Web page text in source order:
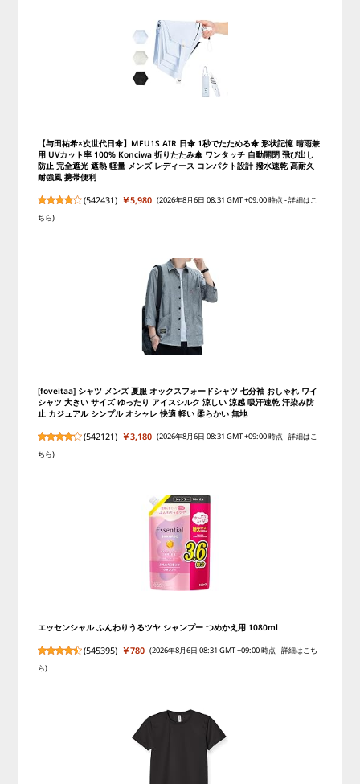
【与田祐希×次世代日傘】MFU1S AIR 日傘 1秒でたためる傘 形状記憶 晴雨兼
用 UVカット率 100% Konciwa 折りたたみ傘 ワンタッチ 自動開閉 飛び出し
防止 完全遮光 遮熱 軽量 メンズ レディース コンパクト設計 撥水速乾 高耐久
耐強風 携帯便利
(542431) ￥5,980 (2026年8月6日 08:31 GMT +09:00 時点 -詳細はこ
ちら)
[foveitaa] シャツ メンズ 夏服 オックスフォードシャツ 七分袖 おしゃれ ワイ
シャツ 大きい サイズ ゆったり アイスシルク 涼しい 涼感 吸汗速乾 汗染み防
止 カジュアル シンプル オシャレ 快適 軽い 柔らかい 無地
(542121) ￥3,180 (2026年8月6日 08:31 GMT +09:00 時点 -詳細はこ
ちら)
エッセンシャル ふんわりうるツヤ シャンプー つめかえ用 1080ml
(545395) ￥780 (2026年8月6日 08:31 GMT +09:00 時点 -詳細はこち
ら)